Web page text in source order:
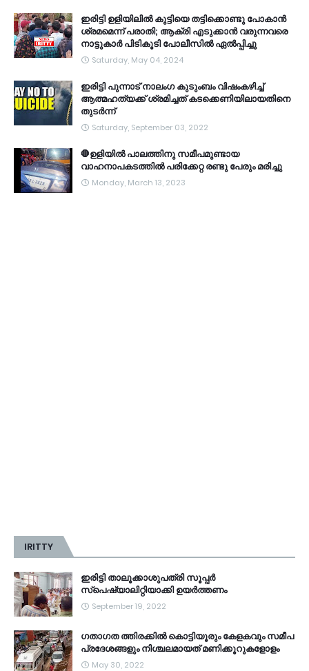
ഇരിട്ടി ഉളിയിലിൽ കുട്ടിയെ തട്ടിക്കൊണ്ടു പോകാൻ
ശ്രമമെന്ന് പരാതി; ആക്രി എടുക്കാൻ വരുന്നവരെ
നാട്ടുകാർ പിടികൂടി പോലീസിൽ ഏൽപ്പിച്ചു
Saturday, May 04, 2024
ഇരിട്ടി പുന്നാട് നാലംഗ കുടുംബം വിഷംകഴിച്ച്‌
ആത്മഹത്യക്ക് ശ്രമിച്ചത് കടക്കെണിയിലായതിനെ
തുടർന്ന്
Saturday, September 03, 2022
🛑ഉളിയിൽ പാലത്തിനു സമീപമുണ്ടായ
വാഹനാപകടത്തിൽ പരിക്കേറ്റ രണ്ടു പേരും മരിച്ചു
Monday, March 13, 2023
IRITTY
ഇരിട്ടി താലൂക്കാശുപത്രി സൂപ്പർ
സ്‌പെഷ്യാലിറ്റിയാക്കി ഉയർത്തണം
September 19, 2022
ഗതാഗത ത്തിരക്കിൽ കൊട്ടിയൂരും കേളകവും സമീപ
പ്രദേശങ്ങളും നിശ്ചലമായത് മണിക്കൂറുകളോളം
May 30, 2022